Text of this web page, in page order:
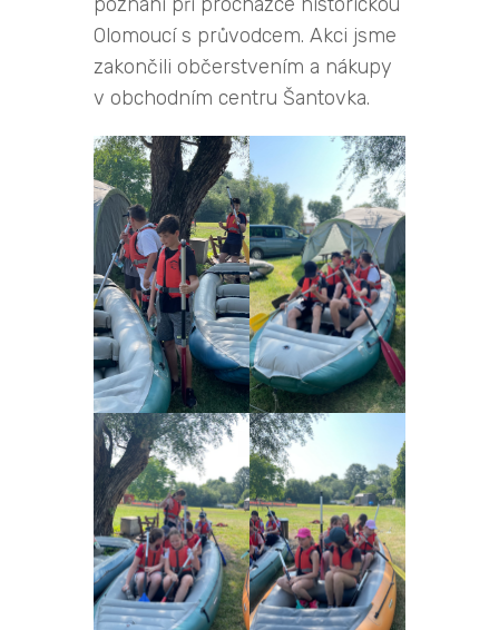
Olomoucí s průvodcem. Akci jsme
zakončili občerstvením a nákupy
v obchodním centru Šantovka.